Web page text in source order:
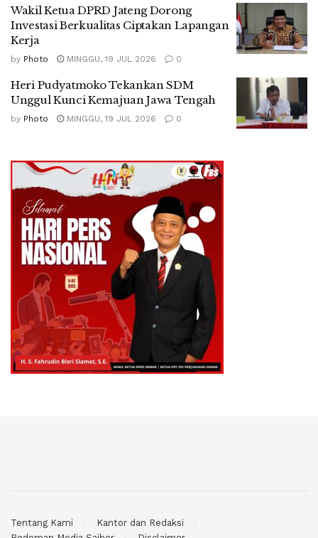
Wakil Ketua DPRD Jateng Dorong
Investasi Berkualitas Ciptakan Lapangan
Kerja
by Photo MINGGU, 19 JUL 2026 0
Heri Pudyatmoko Tekankan SDM
Unggul Kunci Kemajuan Jawa Tengah
by Photo MINGGU, 19 JUL 2026 0
Tentang Kami
Kantor dan Redaksi